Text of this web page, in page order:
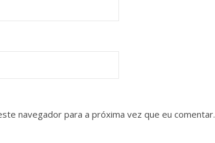
navegador para a próxima vez que eu comentar.